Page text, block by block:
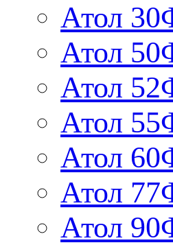
Атол
Атол
Атол
Атол
Атол
Атол
Атол